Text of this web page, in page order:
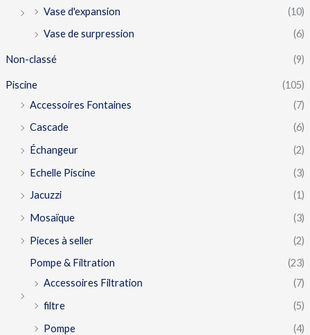
Vase d'expansion
(10)
Vase de surpression
(6)
Non-classé (9)
Piscine
(105)
Accessoires Fontaines
(7)
Cascade
(6)
Échangeur
(2)
Echelle Piscine
(3)
Jacuzzi
(1)
Mosaïque
(3)
Pieces à seller
(2)
Pompe & Filtration
(23)
Accessoires Filtration
(7)
filtre
(5)
Pompe
(4)